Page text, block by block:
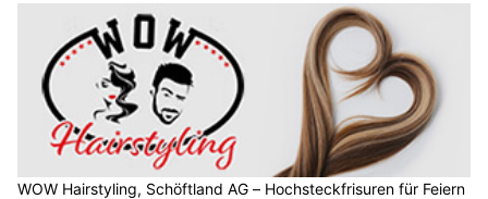
WOW Hairstyling, Schöftland AG – Hochsteckfrisuren für Feiern